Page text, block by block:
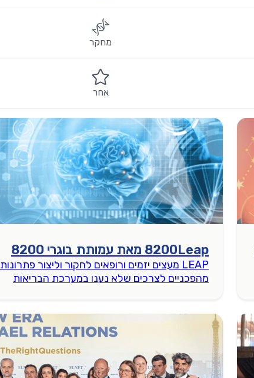
מחקר
אחר
8200Leap מאת עמותת בוגרי 8200
LEAP מעצים יזמים ורופאים לחקור וליצור פתרונות
מהפכניים לצרכים שלא נענו במערכת הבריאות